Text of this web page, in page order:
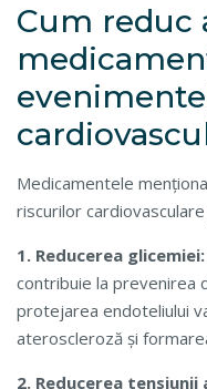
Cum reduc
Medicamentele
riscurilor
1. Reducerea glicemiei:
contribuie la prevenirea
protejarea endoteliului
ateroscleroză și
2. Reducerea